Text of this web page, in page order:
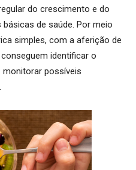
do crescimento e do
de saúde. Por meio
simples, com a aferição de
identificar o
monitorar possíveis